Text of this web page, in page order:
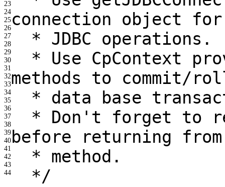
23
24
25
26
27
28
29
30
31
32
33
34
35
36
37
38
39
40
41
42
43
44
connection object for
* JDBC operations.
* Use CpContext
methods to commit/
* data base
* Don't forget to
before returning
* method.
*/